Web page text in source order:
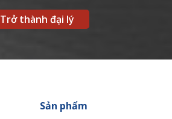
Trở thành đại lý
Sản phẩm